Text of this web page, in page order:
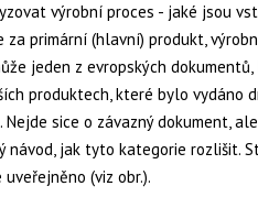
výrobní proces - jaké jsou
za primární (hlavní) produkt,
jeden z evropských
produktech, které bylo vydáno
Nejde sice o závazný dokument,
návod, jak tyto kategorie rozlišit.
(viz obr.).